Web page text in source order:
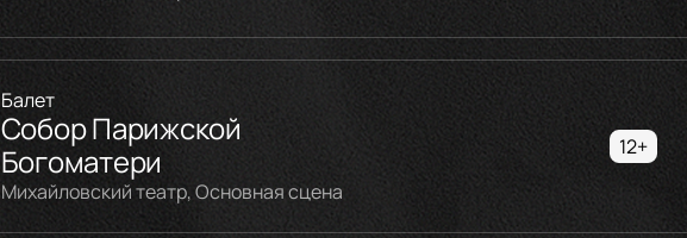
Балет
Собор Парижской
Богоматери
Михайловский театр, Основная сцена
12+